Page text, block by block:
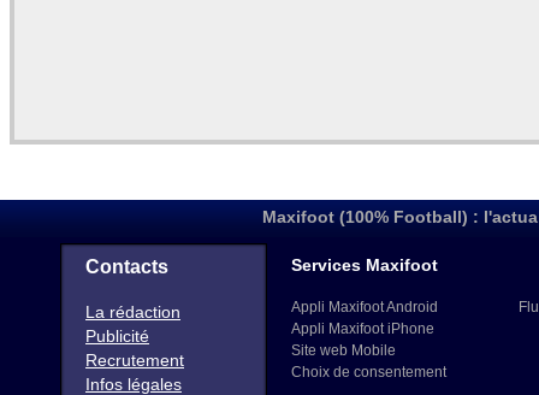
Maxifoot (100% Football) :
Contacts
La rédaction
Publicité
Recrutement
Infos légales
Services Maxifoot
Appli Maxifoot Android
Appli Maxifoot iPhone
Site web Mobile
Choix de consentement